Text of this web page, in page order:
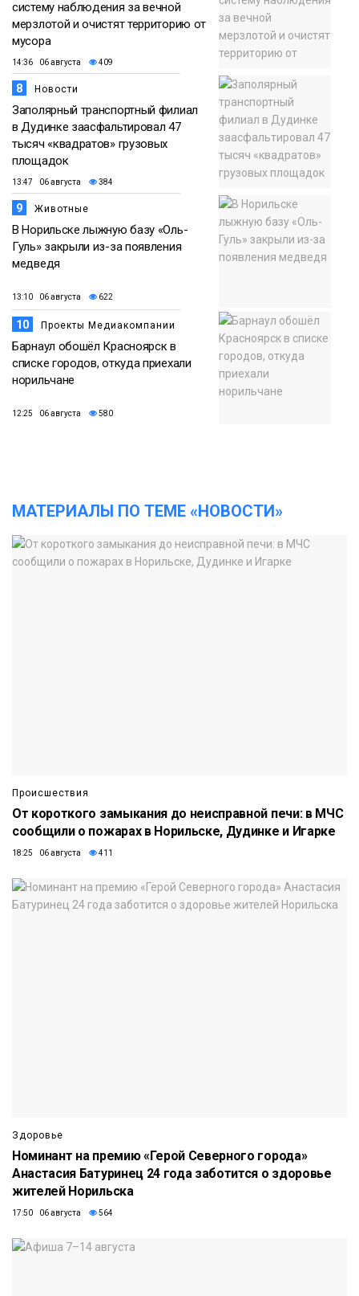
систему наблюдения за вечной
мерзлотой и очистят территорию от
мусора
14:36 06 августа 409
8 Новости
Заполярный транспортный филиал
в Дудинке заасфальтировал 47
тысяч «квадратов» грузовых
площадок
13:47 06 августа 384
9 Животные
В Норильске лыжную базу «Оль-
Гуль» закрыли из-за появления
медведя
13:10 06 августа 622
10 Проекты Медиакомпании
Барнаул обошёл Красноярск в
списке городов, откуда приехали
норильчане
12:25 06 августа 580
МАТЕРИАЛЫ ПО ТЕМЕ «НОВОСТИ»
Происшествия
От короткого замыкания до неисправной печи: в МЧС
сообщили о пожарах в Норильске, Дудинке и Игарке
18:25 06 августа 411
Здоровье
Номинант на премию «Герой Северного города»
Анастасия Батуринец 24 года заботится о здоровье
жителей Норильска
17:50 06 августа 564